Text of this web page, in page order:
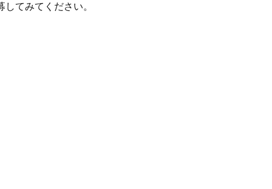
てみてください。